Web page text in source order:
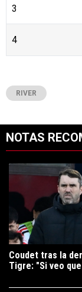
3
4
RIVER
NOTAS
Un artículo de
Coudet tras la
Tigre: "Si veo